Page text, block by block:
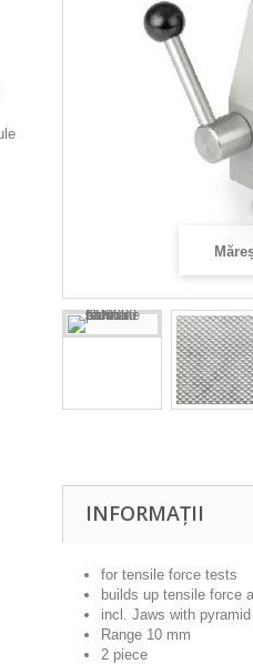
INFORMAȚII
for tensile force tests
builds up tensile force
incl. Jaws with
Range 10 mm
2 piece